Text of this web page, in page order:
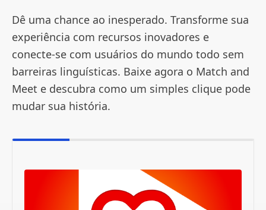
Dê uma chance ao inesperado. Transforme sua
experiência com recursos inovadores e
conecte-se com usuários do mundo todo sem
barreiras linguísticas. Baixe agora o Match and
Meet e descubra como um simples clique pode
mudar sua história.